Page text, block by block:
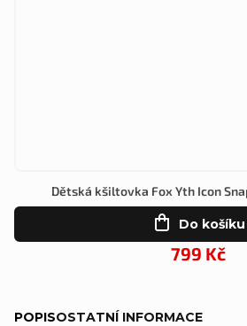
Dětská kšiltovka Fox Yth Icon
799 Kč
Do košíku
POPISOSTATNÍ INFORMACE